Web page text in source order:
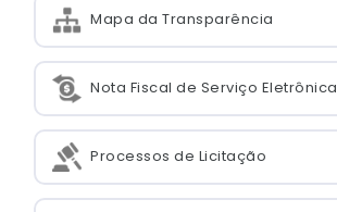
Mapa da Transparência
Nota Fiscal de Serviço Eletrônica
Processos de Licitação